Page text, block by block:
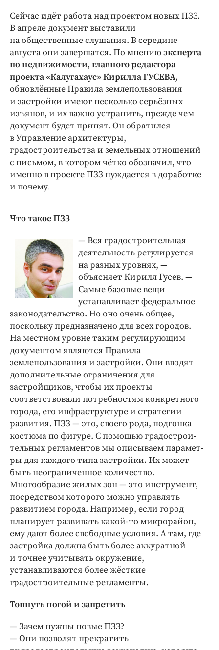
Сейчас идёт работа над проектом новых ПЗЗ.
В апреле документ выставили
на общественные слушания. В середине
августа они завершатся. По мнениюэксперта
по недвижимости, главного редактора
проекта «Калугахаус» Кирилла ГУСЕВА,
обновлённые Правила землепользования
и застройки имеют несколько серь­ёзных
изъянов, и их важно устранить, прежде чем
документ будет принят. Он обратился
в Управление архитектуры,
градостроительства и земельных отношений
с письмом, в котором чётко обозначил, что
именно в проекте ПЗЗ нуждается в доработке
и почему.
Что такое ПЗЗ
— Вся градостроительная
деятельность регулируется
на разных уровнях, — ​
объясняет Кирилл Гусев. — ​
Самые базовые вещи
устанавливает федеральное
законодательство. Но оно очень общее,
поскольку предназначено для всех городов.
На местном уровне таким регулирующим
документом являются Правила
землепользования и застройки. Они вводят
дополнительные ограничения для
застройщиков, чтобы их проекты
соответствовали потребностям конкретного
города, его инфраструктуре и стратегии
развития. ПЗЗ — ​это, своего рода, подгонка
костюма по фигуре. С помощью градострои­
тельных регламентов мы описываем парамет­
ры для каждого типа застройки. Их может
быть неограниченное количество.
Многообразие жилых зон — это инструмент,
посредством которого можно управлять
развитием города. Например, если город
планирует развивать какой-­то микрорайон,
ему дают более свободные условия. А там, где
застройка должна быть более аккуратной
и точнее учитывать окружение,
устанавливаются более жёсткие
градостроительные регламенты.
Топнуть ногой и запретить
— Зачем нужны новые ПЗЗ?
— Они позволят прекратить